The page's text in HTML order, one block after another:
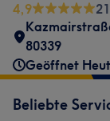
4,9
80339
Geöffnet
Beliebte